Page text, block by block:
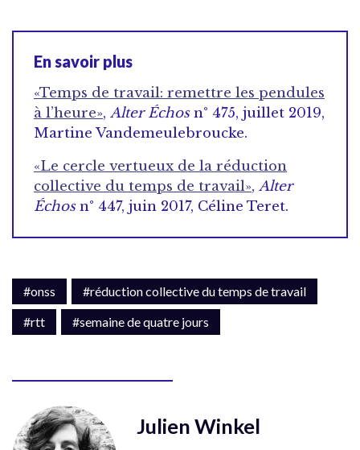
En savoir plus
«Temps de travail: remettre les pendules
à l’heure», Alter Échosn° 475, juillet 2019,
Martine Vandemeulebroucke.
«Le cercle vertueux de la réduction
collective du temps de travail», Alter
Échosn° 447, juin 2017, Céline Teret.
#onss
#réduction collective du temps de travail
#rtt
#semaine de quatre jours
Julien Winkel